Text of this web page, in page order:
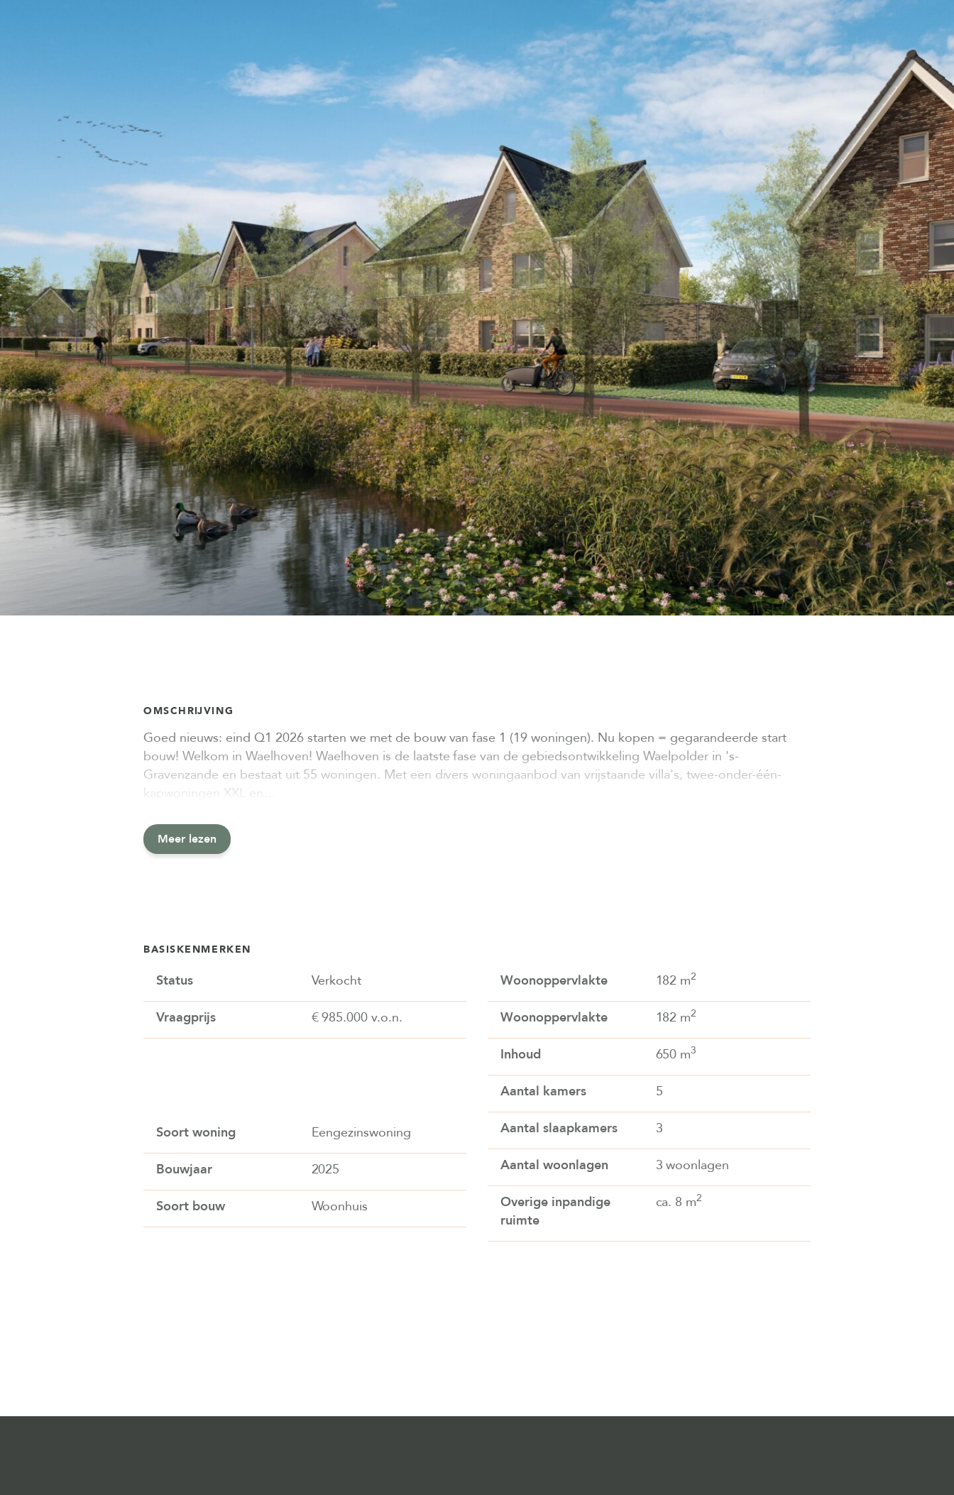
OMSCHRIJVING
Goed nieuws: eind Q1 2026 starten we met de bouw van fase 1 (19 woningen). Nu kopen = gegarandeerde start
bouw! Welkom in Waelhoven! Waelhoven is de laatste fase van de gebiedsontwikkeling Waelpolder in 's-
Gravenzande en bestaat uit 55 woningen. Met een divers woningaanbod van vrijstaande villa's, twee-onder-één-
kapwoningen XXL en…
Meer lezen
BASISKENMERKEN
Status Verkocht
Vraagprijs € 985.000 v.o.n.
Soort woning Eengezinswoning
Bouwjaar 2025
Soort bouw Woonhuis
Woonoppervlakte 182 m2
Woonoppervlakte 182 m2
Inhoud 650 m3
Aantal kamers 5
Aantal slaapkamers 3
Aantal woonlagen 3 woonlagen
Overige inpandige
ruimte
ca. 8 m2